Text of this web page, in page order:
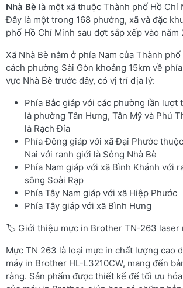
Nhà Bè là một xã thuộc Thành phố Hồ Chí
Đây là một trong 168 phường, xã và đặc
phố Hồ Chí Minh sau đợt sắp xếp vào năm
Xã Nhà Bè nằm ở phía Nam của Thành
cách phường Sài Gòn khoảng 15km về
vực Nhà Bè trước đây, có vị trí địa lý:
Phía Bắc giáp với các phường lần lượt
là phường Tân Hưng, Tân Mỹ và Phú
là Rạch Đỉa
Phía Đông giáp với xã Đại Phước
Nai với ranh giới là Sông Nhà Bè
Phía Nam giáp với xã Bình Khánh với
sông Soài Rạp
Phía Tây Nam giáp với xã Hiệp Phước
Phía Tây giáp với xã Bình Hưng
🏷️ Giới thiệu mực in Brother TN-263 laser
Mực TN 263 là loại mực in chất lượng cao
máy in Brother HL-L3210CW, mang đến
ràng. Sản phẩm được thiết kế để tối ưu